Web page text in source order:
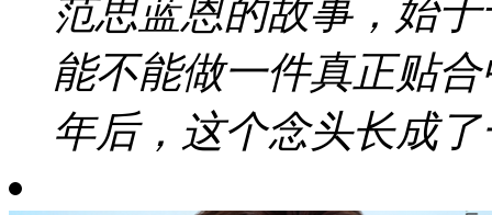
范思蓝恩的故事，始
能不能做一件真正贴
年后，这个念头长成